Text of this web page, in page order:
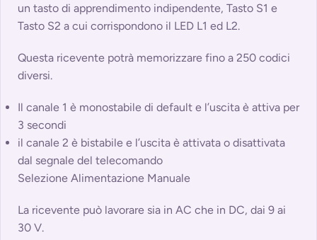
un tasto di apprendimento indipendente, Tasto S1 e
Tasto S2 a cui corrispondono il LED L1 ed L2.
Questa ricevente potrà memorizzare fino a 250 codici
diversi.
Il canale 1 è monostabile di default e l’uscita è attiva per
3 secondi
il canale 2 è bistabile e l’uscita è attivata o disattivata
dal segnale del telecomando
Selezione Alimentazione Manuale
La ricevente può lavorare sia in AC che in DC, dai 9 ai
30 V.